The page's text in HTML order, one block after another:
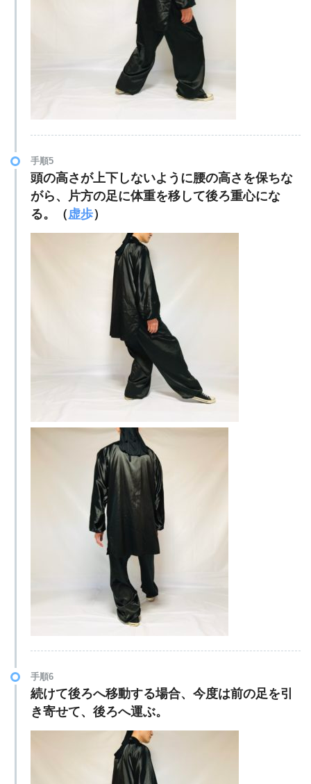
手順5
頭の高さが上下しないように腰の高さを保ちな
がら、片方の足に体重を移して後ろ重心にな
る。（ 虚歩）
手順6
続けて後ろへ移動する場合、今度は前の足を引
き寄せて、後ろへ運ぶ。